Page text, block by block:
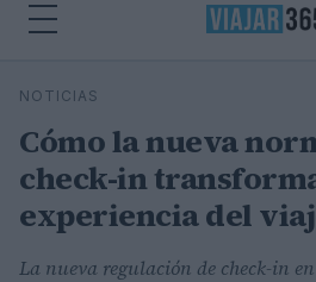
Buscar
NOTICIAS
Cómo la nueva
check-in
experiencia del
La nueva regulación de check-in